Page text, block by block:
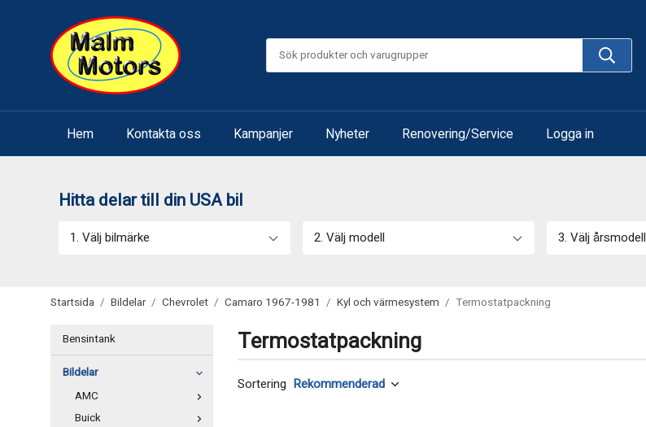
Hem Kontakta oss Kampanjer Nyheter Renovering/Service Logga in
Hitta delar till din USA bil
1. Välj bilmärke 2. Välj modell 3. Välj årsmodell
Startsida / Bildelar / Chevrolet / Camaro 1967-1981 / Kyl och värmesystem / Termostatpackning
Bensintank
Bildelar
AMC
Buick
Termostatpackning
Sortering